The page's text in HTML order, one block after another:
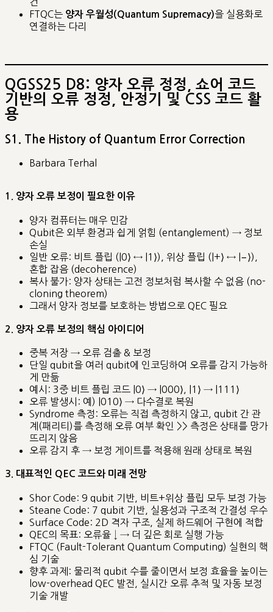
건
FTQC는 양자 우월성(Quantum Supremacy)을 실용화로
연결하는 다리
QGSS25 D8: 양자 오류 정정, 쇼어 코드
기반의 오류 정정, 안정기 및 CSS 코드 활
용
S1. The History of Quantum Error Correction
Barbara Terhal
1. 양자 오류 보정이 필요한 이유
양자 컴퓨터는 매우 민감
Qubit은 외부 환경과 쉽게 얽힘 (entanglement) → 정보
손실
일반 오류: 비트 플립 (|0⟩ ↔ |1⟩), 위상 플립 (|+⟩ ↔ |−⟩),
혼합 잡음 (decoherence)
복사 불가: 양자 상태는 고전 정보처럼 복사할 수 없음 (no-
cloning theorem)
그래서 양자 정보를 보호하는 방법으로 QEC 필요
2. 양자 오류 보정의 핵심 아이디어
중복 저장 → 오류 검출 & 보정
단일 qubit을 여러 qubit에 인코딩하여 오류를 감지 가능하
게 만듦
예시: 3중 비트 플립 코드 |0⟩ → |000⟩, |1⟩ → |111⟩
오류 발생시: 예) |010⟩ → 다수결로 복원
Syndrome 측정: 오류는 직접 측정하지 않고, qubit 간 관
계(패리티)를 측정해 오류 여부 확인 >> 측정은 상태를 망가
뜨리지 않음
오류 감지 후 → 보정 게이트를 적용해 원래 상태로 복원
3. 대표적인 QEC 코드와 미래 전망
Shor Code: 9 qubit 기반, 비트+위상 플립 모두 보정 가능
Steane Code: 7 qubit 기반, 실용성과 구조적 간결성 우수
Surface Code: 2D 격자 구조, 실제 하드웨어 구현에 적합
QEC의 목표: 오류율 ↓ → 더 깊은 회로 실행 가능
FTQC (Fault-Tolerant Quantum Computing) 실현의 핵
심 기술
향후 과제: 물리적 qubit 수를 줄이면서 보정 효율을 높이는
low-overhead QEC 발전, 실시간 오류 추적 및 자동 보정
기술 개발